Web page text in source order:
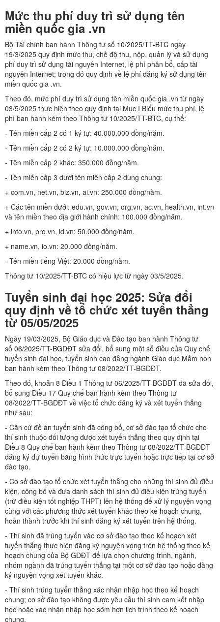
Mức thu phí duy trì sử dụng tên
miền quốc gia .vn
Bộ Tài chính ban hành Thông tư số 10/2025/TT-BTC ngày
19/3/2025 quy định mức thu, chế độ thu, nộp, quản lý và sử dụng
phí duy trì sử dụng tài nguyên Internet, lệ phí phân bổ, cấp tài
nguyên Internet; trong đó quy định về lệ phí đăng ký sử dụng tên
miền quốc gia .vn.
Theo đó, mức phí duy trì sử dụng tên miền quốc gia .vn từ ngày
03/5/2025 thực hiện theo quy định tại Mục I Biểu mức thu phí, lệ
phí ban hành kèm theo Thông tư 10/2025/TT-BTC, cụ thể:
- Tên miền cấp 2 có 1 ký tự: 40.000.000 đồng/năm.
- Tên miền cấp 2 có 2 ký tự: 10.000.000 đồng/năm.
- Tên miền cấp 2 khác: 350.000 đồng/năm.
- Tên miền cấp 3 dưới tên miền cấp 2 dùng chung:
+ com.vn, net.vn, biz.vn, ai.vn: 250.000 đồng/năm.
+ Các tên miền dưới: edu.vn, gov.vn, org.vn, ac.vn, health.vn, int.vn
và tên miền theo địa giới hành chính: 100.000 đồng/năm.
+ info.vn, pro.vn, id.vn: 50.000 đồng/năm.
+ name.vn, io.vn: 20.000 đồng/năm.
- Tên miền tiếng Việt: 20.000 đồng/năm.
Thông tư 10/2025/TT-BTC có hiệu lực từ ngày 03/5/2025.
Tuyển sinh đại học 2025: Sửa đổi
quy định về tổ chức xét tuyển thẳng
từ 05/05/2025
Ngày 19/03/2025, Bộ Giáo dục và Đào tạo ban hành Thông tư
số 06/2025/TT-BGDĐT sửa đổi, bổ sung một số điều của Quy chế
tuyển sinh đại học, tuyển sinh cao đẳng ngành Giáo dục Mầm non
ban hành kèm theo Thông tư 08/2022/TT-BGDĐT.
Theo đó, khoản 8 Điều 1 Thông tư 06/2025/TT-BGDĐT đã sửa đổi,
bổ sung Điều 17 Quy chế ban hành kèm theo Thông tư
08/2022/TT-BGDĐT về việc tổ chức đăng ký và xét tuyển thẳng
như sau:
- Căn cứ đề án tuyển sinh đã công bố, cơ sở đào tạo tổ chức cho
thí sinh thuộc đối tượng được xét tuyển thẳng theo quy định tại
Điều 8 Quy chế ban hành kèm theo Thông tư 08/2022/TT-BGDĐT
đăng ký dự tuyển bằng hình thức trực tuyến hoặc trực tiếp tại cơ sở
đào tạo.
- Cơ sở đào tạo tổ chức xét tuyển thẳng cho những thí sinh đủ điều
kiện, công bố và đưa danh sách thí sinh đủ điều kiện trúng tuyển
(trừ điều kiện tốt nghiệp THPT) lên hệ thống để xử lý nguyện vọng
cùng với các phương thức xét tuyển khác theo kế hoạch chung,
hoàn thành trước khi thí sinh đăng ký xét tuyển trên hệ thống.
- Thí sinh đã trúng tuyển vào cơ sở đào tạo theo kế hoạch xét
tuyển thẳng thực hiện đăng ký nguyện vọng trên hệ thống theo kế
hoạch chung của Bộ GDĐT để lựa chọn chương trình, ngành,
nhóm ngành đã trúng tuyển thẳng tại một cơ sở đào tạo hoặc đăng
ký nguyện vọng xét tuyển khác.
- Thí sinh trúng tuyển thẳng xác nhận nhập học theo kế hoạch
chung; cơ sở đào tạo không được yêu cầu thí sinh cam kết nhập
học hoặc xác nhận nhập học sớm hơn lịch trình theo kế hoạch
chung.